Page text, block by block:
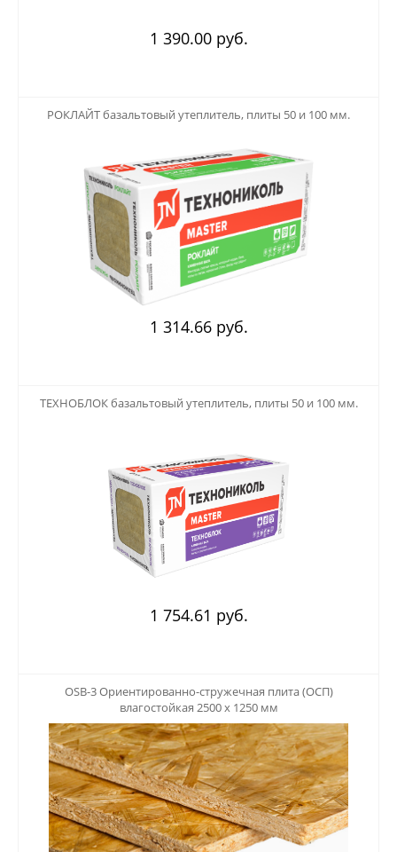
1 390.00 руб.
РОКЛАЙТ базальтовый утеплитель, плиты 50 и 100 мм.
1 314.66 руб.
ТЕХНОБЛОК базальтовый утеплитель, плиты 50 и 100 мм.
1 754.61 руб.
OSB-3 Ориентированно-стружечная плита (ОСП)
влагостойкая 2500 х 1250 мм